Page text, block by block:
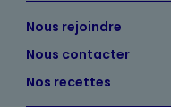
Nous rejoindre
Nous contacter
Nos recettes